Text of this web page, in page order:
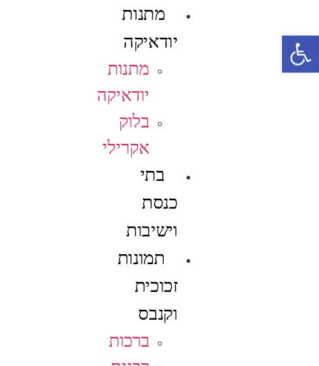
מתנות
יודאיקה
מתנות
יודאיקה
בלוק
אקרילי
בתי
כנסת
וישיבות
תמונות
זכוכית
וקנבס
ברכות
פתח סרגל נגישות